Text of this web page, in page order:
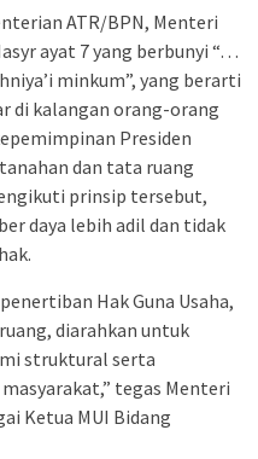
ATR/BPN, Menteri
ayat 7 yang berbunyi “…
minkum”, yang berarti
di kalangan orang-orang
Presiden
dan tata ruang
prinsip tersebut,
daya lebih adil dan tidak
Hak Guna Usaha,
diarahkan untuk
struktural serta
tegas Menteri
Ketua MUI Bidang